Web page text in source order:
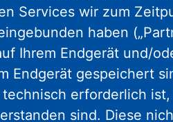
facebook
Services wir zum
haben
Ihrem Endgerät und/
Endgerät gespeichert
erforderlich
sind. Diese